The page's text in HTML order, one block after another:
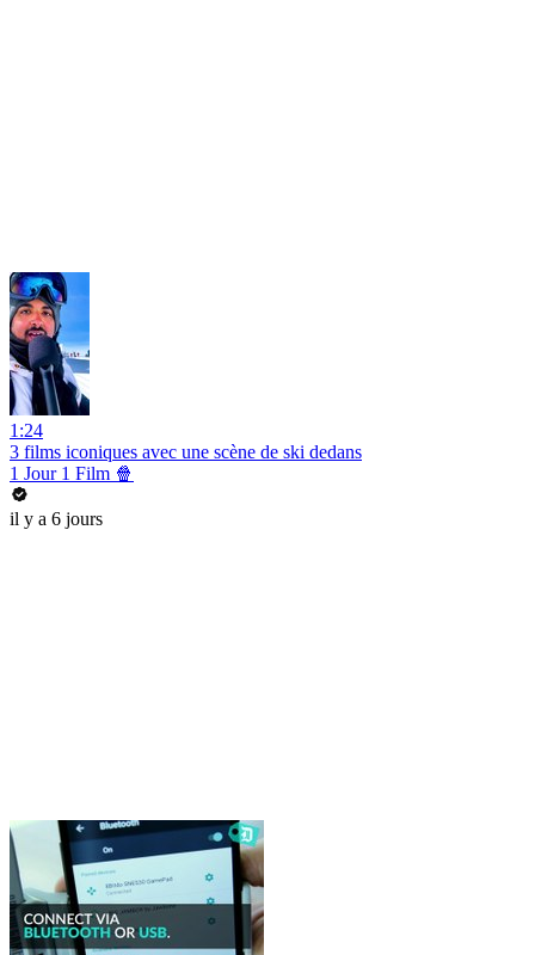
1:24
3 films iconiques avec une scène de ski dedans
1 Jour 1 Film 🍿
il y a 6 jours